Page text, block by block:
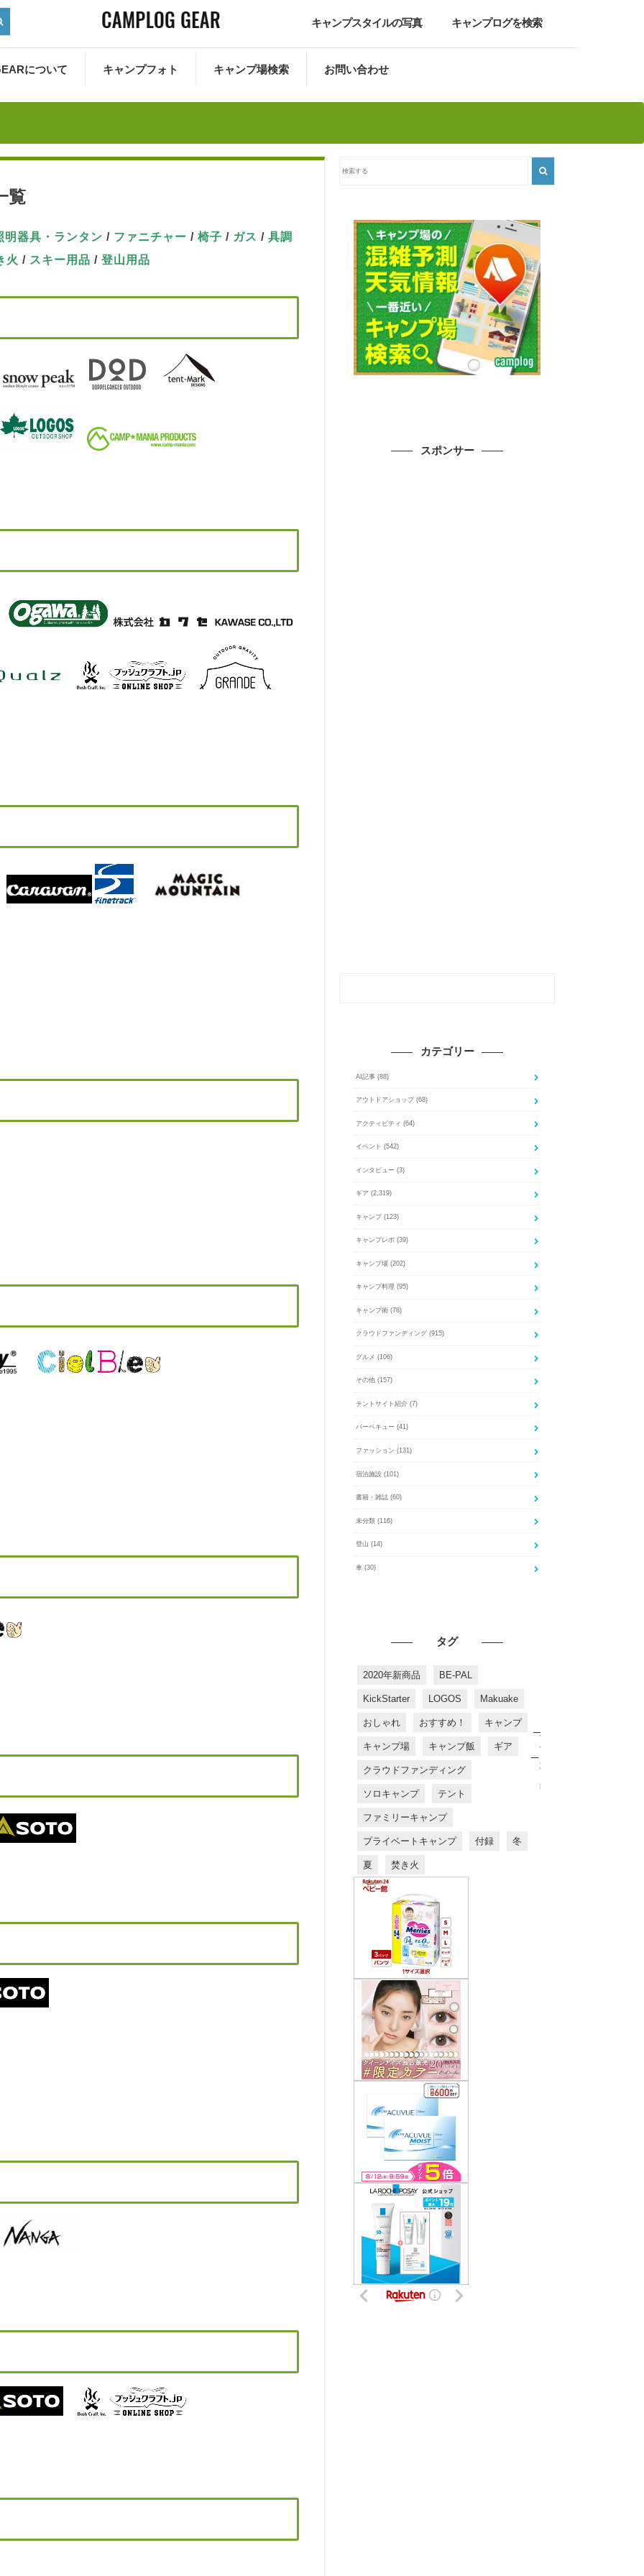
キャンプスタイルの写真 キャンプログを検索
について キャンプフォト キャンプ場検索 お問い合わせ
覧
明器具・ランタン / ファニチャー /椅子 / ガス /具調
火/ スキー用品 /登山用品
スポンサー
カテゴリー
AI記事 (88)
アウトドアショップ (68)
アクティビティ (64)
イベント (542)
インタビュー (3)
ギア (2,319)
キャンプ (123)
キャンプレポ (39)
キャンプ場 (202)
キャンプ料理 (95)
キャンプ術 (78)
クラウドファンディング (915)
グルメ (106)
その他 (157)
テントサイト紹介 (7)
バーベキュー (41)
ファッション (131)
宿泊施設 (101)
書籍・雑誌 (60)
未分類 (116)
登山 (14)
車 (30)
タグ
2020年新商品 BE-PAL
KickStarter LOGOS Makuake
おしゃれ おすすめ！ キャンプ
キャンプ場 キャンプ飯 ギア
クラウドファンディング
ソロキャンプ テント
ファミリーキャンプ
プライベートキャンプ 付録 冬
夏 焚き火
す
す
め
商
品